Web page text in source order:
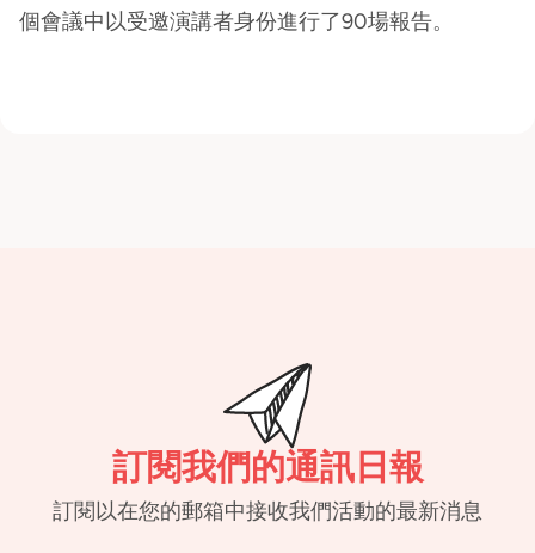
個會議中以受邀演講者身份進行了90場報告。
訂閱我們的通訊日報
訂閱以在您的郵箱中接收我們活動的最新消息